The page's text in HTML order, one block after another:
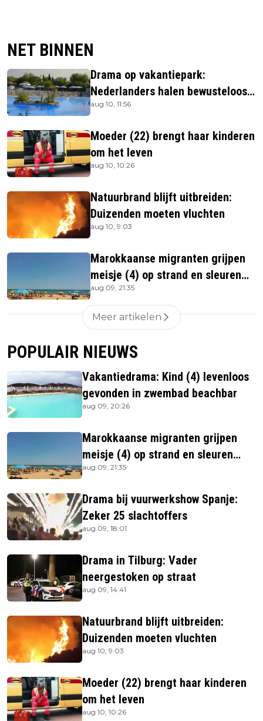
NET BINNEN
Drama op vakantiepark:
Nederlanders halen bewusteloos
kind (4) uit zwembad
aug 10, 11:56
Moeder (22) brengt haar kinderen
om het leven
aug 10, 10:26
Natuurbrand blijft uitbreiden:
Duizenden moeten vluchten
aug 10, 9:03
Marokkaanse migranten grijpen
meisje (4) op strand en sleuren
haar in zee
aug 09, 21:35
Meer artikelen
POPULAIR NIEUWS
Vakantiedrama: Kind (4) levenloos
gevonden in zwembad beachbar
aug 09, 20:26
Marokkaanse migranten grijpen
meisje (4) op strand en sleuren
haar in zee
aug 09, 21:35
Drama bij vuurwerkshow Spanje:
Zeker 25 slachtoffers
aug 09, 18:01
Drama in Tilburg: Vader
neergestoken op straat
aug 09, 14:41
Natuurbrand blijft uitbreiden:
Duizenden moeten vluchten
aug 10, 9:03
Moeder (22) brengt haar kinderen
om het leven
aug 10, 10:26